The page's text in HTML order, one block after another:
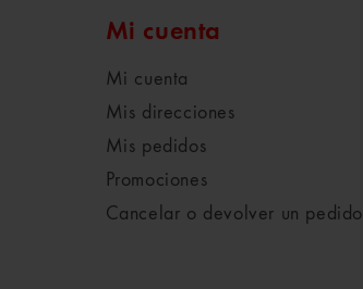
Mi cuenta
Mi cuenta
Mis direcciones
Mis pedidos
Promociones
Cancelar o devolver un pedido